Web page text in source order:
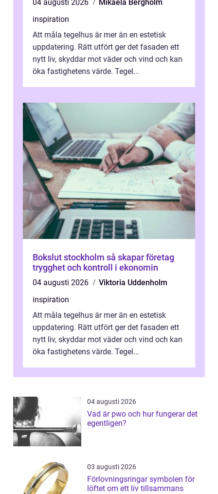
04 augusti 2026
Mikaela Bergholm
inspiration
Att måla tegelhus är mer än en estetisk
uppdatering. Rätt utfört ger det fasaden ett
nytt liv, skyddar mot väder och vind och kan
öka fastighetens värde. Tegel...
Bokslut stockholm så skapar företag
trygghet och kontroll i ekonomin
04 augusti 2026
Viktoria Uddenholm
inspiration
Att måla tegelhus är mer än en estetisk
uppdatering. Rätt utfört ger det fasaden ett
nytt liv, skyddar mot väder och vind och kan
öka fastighetens värde. Tegel...
04 augusti 2026
Vad är pwo och hur fungerar det
egentligen?
03 augusti 2026
Förlovningsringar symbolen för
löftet om ett liv tillsammans